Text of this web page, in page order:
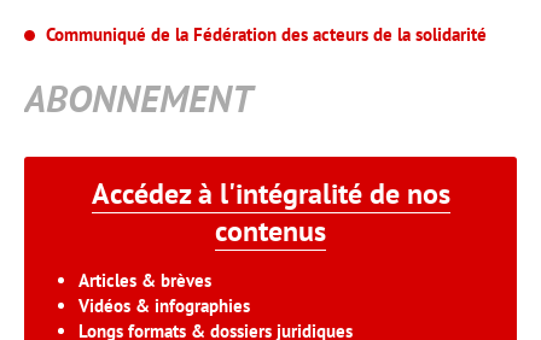
Communiqué de la Fédération des acteurs de la solidarité
ABONNEMENT
Accédez à l'intégralité de nos
contenus
Articles & brèves
Vidéos & infographies
Longs formats & dossiers juridiques